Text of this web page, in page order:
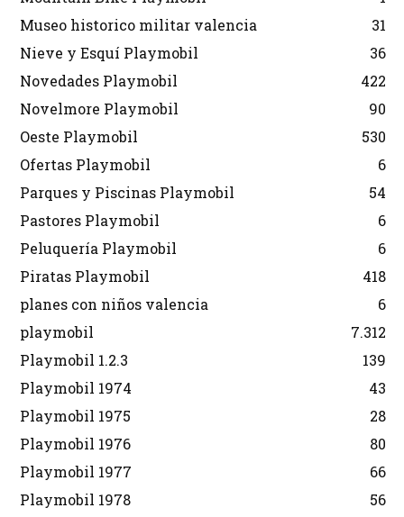
Museo historico militar valencia
31
Nieve y Esquí Playmobil
36
Novedades Playmobil
422
Novelmore Playmobil
90
Oeste Playmobil
530
Ofertas Playmobil
6
Parques y Piscinas Playmobil
54
Pastores Playmobil
6
Peluquería Playmobil
6
Piratas Playmobil
418
planes con niños valencia
6
playmobil
7.312
Playmobil 1.2.3
139
Playmobil 1974
43
Playmobil 1975
28
Playmobil 1976
80
Playmobil 1977
66
Playmobil 1978
56